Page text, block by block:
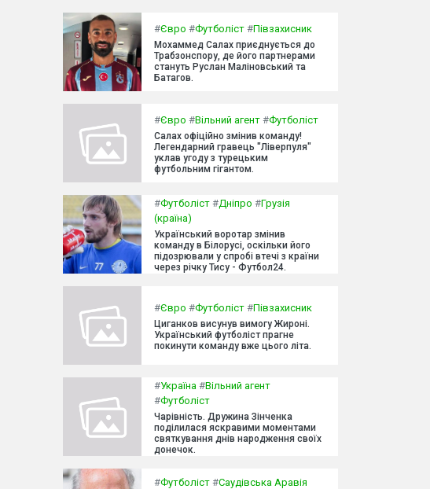
#Євро #Футболіст #Півзахисник
Мохаммед Салах приєднується до
Трабзонспору, де його партнерами
стануть Руслан Маліновський та
Батагов.
#Євро #Вільний агент #Футболіст
Салах офіційно змінив команду!
Легендарний гравець "Ліверпуля"
уклав угоду з турецьким
футбольним гігантом.
#Футболіст #Дніпро #Грузія
(країна)
Український воротар змінив
команду в Білорусі, оскільки його
підозрювали у спробі втечі з країни
через річку Тису - Футбол24.
#Євро #Футболіст #Півзахисник
Циганков висунув вимогу Жироні.
Український футболіст прагне
покинути команду вже цього літа.
#Україна #Вільний агент
#Футболіст
Чарівність. Дружина Зінченка
поділилася яскравими моментами
святкування днів народження своїх
донечок.
#Футболіст #Саудівська Аравія